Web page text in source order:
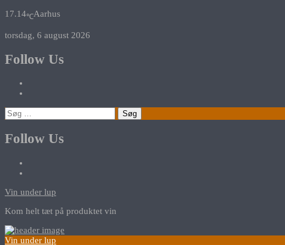
17.14℃Aarhus
torsdag, 6 august 2026
Follow Us
Søg
efter:
Follow Us
Vin under lup
Kom helt tæt på produktet vin
Vin under lup